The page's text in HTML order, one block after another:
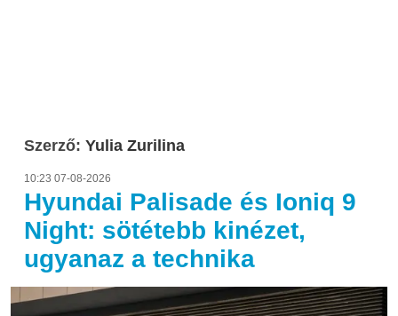
Szerző: Yulia Zurilina
10:23 07-08-2026
Hyundai Palisade és Ioniq 9
Night: sötétebb kinézet,
ugyanaz a technika